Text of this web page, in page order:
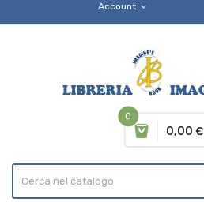
Account expand_more
0
0,00 €